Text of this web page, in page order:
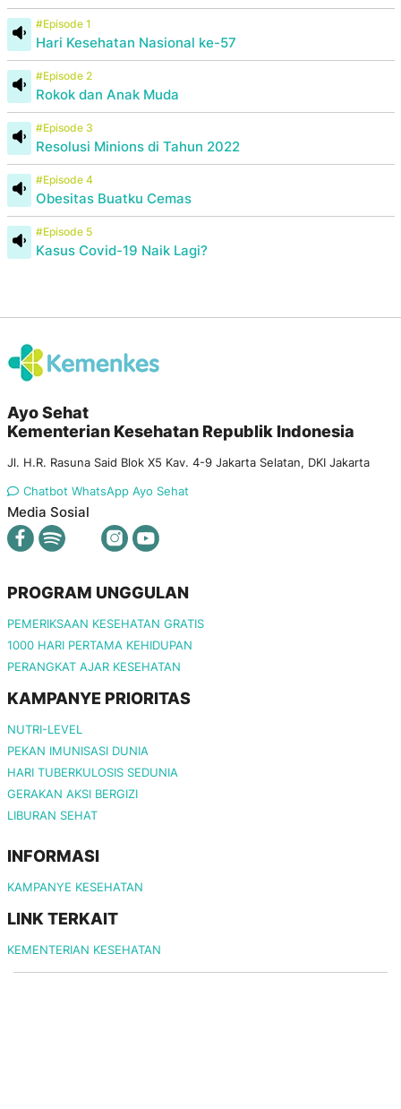
#Episode 1
Hari Kesehatan Nasional ke-57
#Episode 2
Rokok dan Anak Muda
#Episode 3
Resolusi Minions di Tahun 2022
#Episode 4
Obesitas Buatku Cemas
#Episode 5
Kasus Covid-19 Naik Lagi?
Ayo Sehat
Kementerian Kesehatan Republik Indonesia
Jl. H.R. Rasuna Said Blok X5 Kav. 4-9 Jakarta Selatan, DKI Jakarta
Chatbot WhatsApp Ayo Sehat
Media Sosial
PROGRAM UNGGULAN
PEMERIKSAAN KESEHATAN GRATIS
1000 HARI PERTAMA KEHIDUPAN
PERANGKAT AJAR KESEHATAN
KAMPANYE PRIORITAS
NUTRI-LEVEL
PEKAN IMUNISASI DUNIA
HARI TUBERKULOSIS SEDUNIA
GERAKAN AKSI BERGIZI
LIBURAN SEHAT
INFORMASI
KAMPANYE KESEHATAN
LINK TERKAIT
KEMENTERIAN KESEHATAN